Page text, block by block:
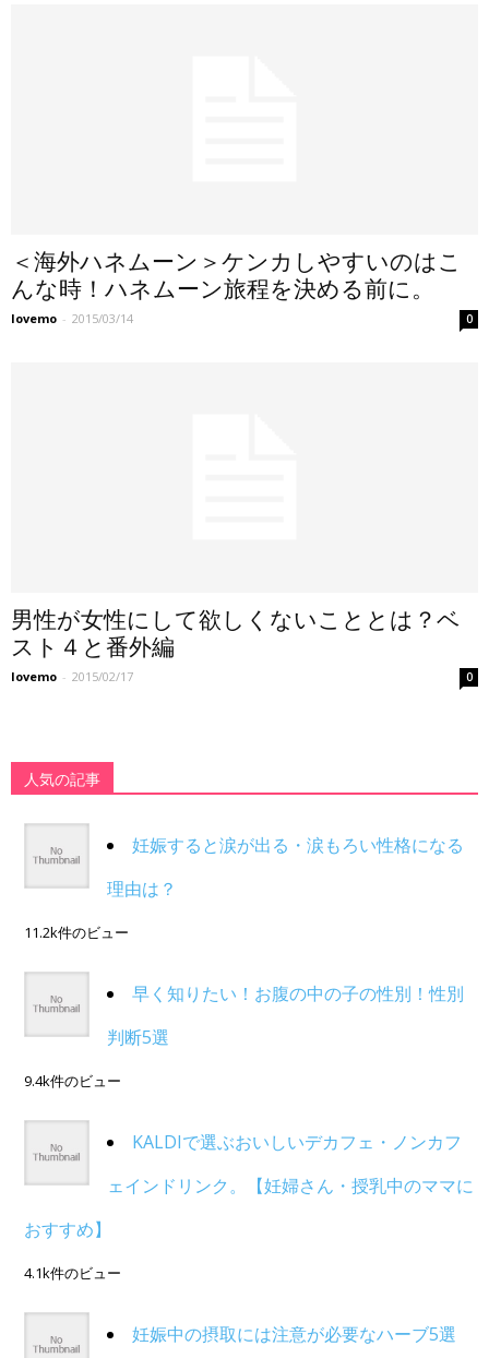
＜海外ハネムーン＞ケンカしやすいのはこ
んな時！ハネムーン旅程を決める前に。
lovemo - 2015/03/14 0
男性が女性にして欲しくないこととは？ベ
スト４と番外編
lovemo - 2015/02/17 0
人気の記事
妊娠すると涙が出る・涙もろい性格になる
理由は？
11.2k件のビュー
早く知りたい！お腹の中の子の性別！性別
判断5選
9.4k件のビュー
KALDIで選ぶおいしいデカフェ・ノンカフ
ェインドリンク。【妊婦さん・授乳中のママに
おすすめ】
4.1k件のビュー
妊娠中の摂取には注意が必要なハーブ5選